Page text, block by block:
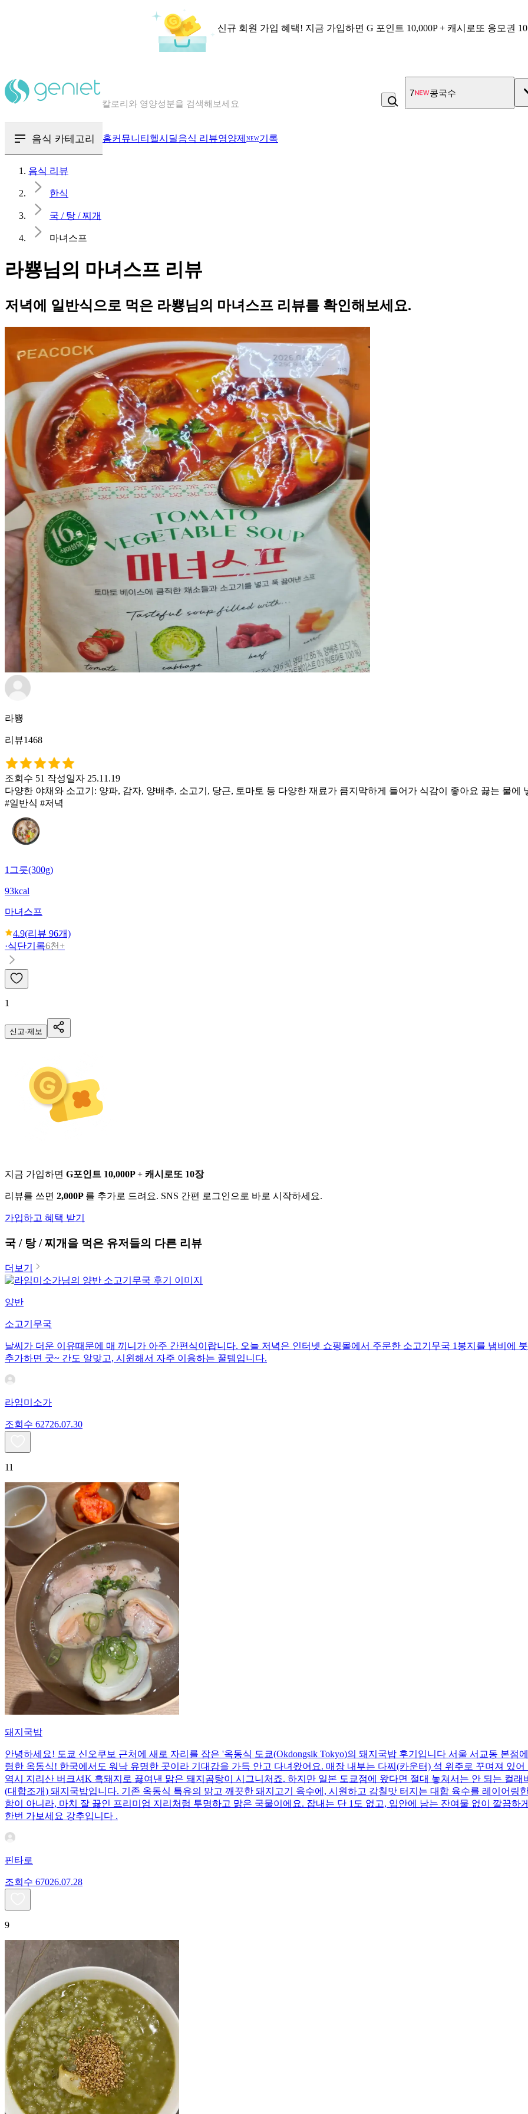
신규 회원 가입 혜택! 지금 가입하면 G 포인트 10,000P + 캐시로또 응모권
혈당 · 다이어트 음식 검색해보세요
7 콩국수
음식 카테고리 홈커뮤니티 헬시딜음식 리뷰영양제 NEW기록
음식 리뷰
한식
국 / 탕 / 찌개
마녀스프
라뿅님의 마녀스프 리뷰
저녁에 일반식으로 먹은 라뿅님의 마녀스프 리뷰를 확인해보세요.
라뿅
리뷰1468
조회수 51 작성일자 25.11.19
다양한 야채와 소고기: 양파, 감자, 양배추, 소고기, 당근, 토마토 등 다양한 재료가 큼지막하게 들어가 식감이 좋아요 끓는 물에
#일반식 #저녁
1그릇(300g)
93kcal
마녀스프
4.9(리뷰 96개)
·식단기록6천+
1
신고·제보
지금 가입하면 G포인트 10,000P + 캐시로또 10장
리뷰를 쓰면 2,000P 를 추가로 드려요. SNS 간편 로그인으로 바로 시작하세요.
가입하고 혜택 받기
국 / 탕 / 찌개 을 먹은 유저들의 다른 리뷰
더보기
양반
소고기무국
날씨가 더운 이유때문에 매 끼니가 아주 간편식이랍니다. 오늘 저녁은 인터넷 쇼핑몰에서 주문한 소고기무국 1봉지를 냄비에
추가하면 굿~ 간도 알맞고, 시윈해서 자주 이용하는 꿀템입니다.
라임미소가
조회수 62726.07.30
11
돼지국밥
안녕하세요! 도쿄 신오쿠보 근처에 새로 자리를 잡은 '옥동식 도쿄(Okdongsik Tokyo)의 돼지국밥 후기입니다 서울 서교동 본점
령한 옥동식! 한국에서도 워낙 유명한 곳이라 기대감을 가득 안고 다녀왔어요. 매장 내부는 다찌(카운터) 석 위주로 꾸며져 있
역시 지리산 버크셔K 흑돼지로 끓여낸 맑은 돼지곰탕이 시그니처죠. 하지만 일본 도쿄점에 왔다면 절대 놓쳐서는 안 되는 컬
(대합조개) 돼지국밥입니다. 기존 옥동식 특유의 맑고 깨끗한 돼지고기 육수에, 시원하고 감칠맛 터지는 대합 육수를 레이어링
함이 아니라, 마치 잘 끓인 프리미엄 지리처럼 투명하고 맑은 국물이에요. 잡내는 단 1도 없고, 입안에 남는 잔여물 없이 깔끔
한번 가보세요 강추입니다 .
핀타로
조회수 67026.07.28
9